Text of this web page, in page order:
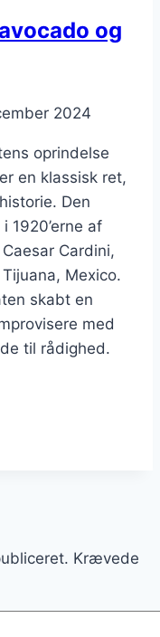
og
2024
oprindelse
en klassisk ret,
Den
1920’erne af
Cardini,
Mexico.
skabt en
med
til rådighed.
Krævede